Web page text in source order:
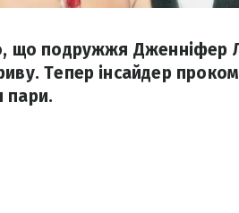
що подружжя Дженніфер
Тепер інсайдер
пари.